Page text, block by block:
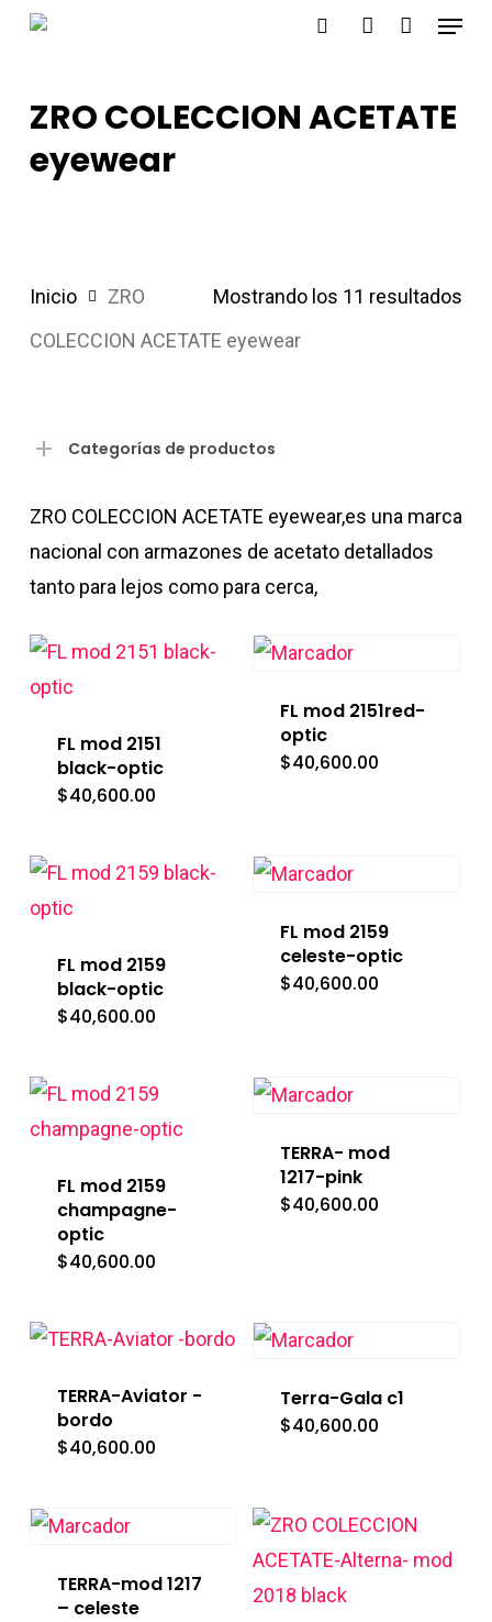
Skip
content
Menu
ZRO COLECCION ACETATE
eyewear
Mostrando los 11 resultados
Inicio
ZRO
COLECCION ACETATE eyewear
Categorías de productos
ZRO COLECCION ACETATE eyewear,es una marca
nacional con armazones de acetato detallados
tanto para lejos como para cerca,
FL mod 2151
black-optic
$40,600.00
FL mod 2151red-
optic
$40,600.00
FL mod 2159
black-optic
$40,600.00
FL mod 2159
celeste-optic
$40,600.00
FL mod 2159
champagne-
optic
$40,600.00
TERRA- mod
1217-pink
$40,600.00
TERRA-Aviator -
bordo
$40,600.00
Terra-Gala c1
$40,600.00
TERRA-mod 1217
– celeste